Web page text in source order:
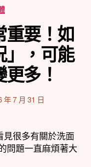
重要！如
」，可能
多！
年 7 月 31 日
很多有關於洗面
問題一直麻煩著大